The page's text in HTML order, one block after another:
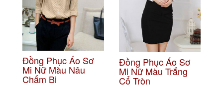
Đồng Phục Áo Sơ
Mi Nữ Màu Nâu
Chấm Bi
Đồng Phục Áo Sơ
Mi Nữ Màu Trắng
Cổ Tròn